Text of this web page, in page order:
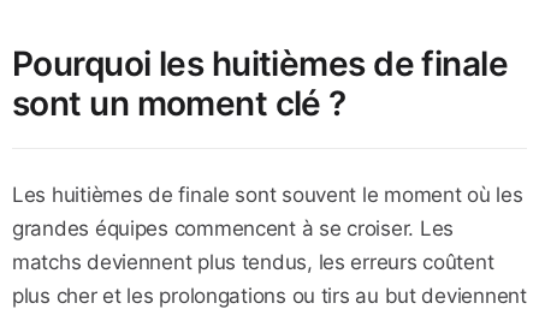
Pourquoi les huitièmes de finale
sont un moment clé ?
Les huitièmes de finale sont souvent le moment où les
grandes équipes commencent à se croiser. Les
matchs deviennent plus tendus, les erreurs coûtent
plus cher et les prolongations ou tirs au but deviennent